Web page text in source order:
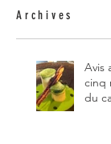
Archives
Avis
cinq
du